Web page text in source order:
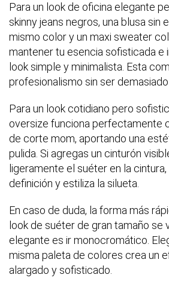
Para un look de oficina elegante
skinny jeans negros, una blusa sin
mismo color y un maxi sweater
mantener tu esencia sofisticada e
look simple y minimalista. Esta
profesionalismo sin ser
Para un look cotidiano pero
oversize funciona perfectamente
de corte mom, aportando una
pulida. Si agregas un cinturón
ligeramente el suéter en la
definición y estiliza la silueta.
En caso de duda, la forma más
look de suéter de gran tamaño se
elegante es ir monocromático.
misma paleta de colores crea un
alargado y sofisticado.